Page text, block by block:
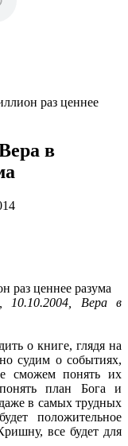
раз ценнее
в
10.10.2004, Вера в
о книге, глядя на
судим о событиях,
сможем понять их
план Бога и
в самых трудных
положительное
все будет для